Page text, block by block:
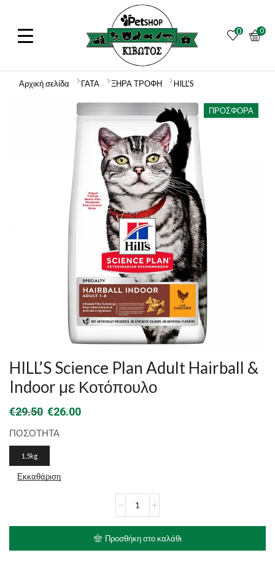
0 0
Αρχική σελίδα ΓΑΤΑ ΞΗΡΑ ΤΡΟΦΗ HILL'S
ΠΡΟΣΦΟΡΆ
HILL’S Science Plan Adult Hairball &
Indoor με Κοτόπουλο
€29.50 Original
price
was:
€29.50.
€26.00Η
ΠΟΣΟΤΗΤΑ
1.5kg
Εκκαθάριση
Science
Hairball
&
Προσθήκη στο καλάθι